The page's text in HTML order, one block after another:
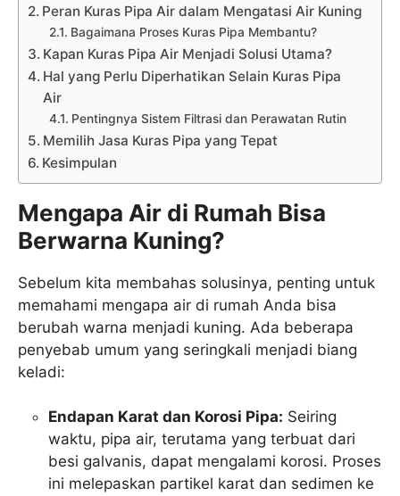
Peran Kuras Pipa Air dalam Mengatasi Air Kuning
Bagaimana Proses Kuras Pipa Membantu?
Kapan Kuras Pipa Air Menjadi Solusi Utama?
Hal yang Perlu Diperhatikan Selain Kuras Pipa
Air
Pentingnya Sistem Filtrasi dan Perawatan Rutin
Memilih Jasa Kuras Pipa yang Tepat
Kesimpulan
Mengapa Air di Rumah Bisa
Berwarna Kuning?
Sebelum kita membahas solusinya, penting untuk
memahami mengapa air di rumah Anda bisa
berubah warna menjadi kuning. Ada beberapa
penyebab umum yang seringkali menjadi biang
keladi:
Endapan Karat dan Korosi Pipa: Seiring
waktu, pipa air, terutama yang terbuat dari
besi galvanis, dapat mengalami korosi. Proses
ini melepaskan partikel karat dan sedimen ke